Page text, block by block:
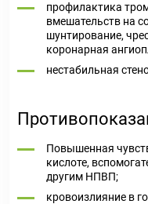
профилактика
вмешательств на
шунтирование,
коронарная
нестабильная
Повышенная
кислоте,
другим НПВП;
кровоизлияние в